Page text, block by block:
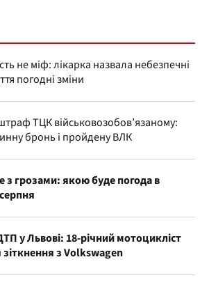
не міф: лікарка назвала небезпечні
погодні зміни
ТЦК військовозобов’язаному:
бронь і пройдену ВЛК
з грозами: якою буде погода в
у Львові: 18-річний мотоцикліст
зіткнення з Volkswagen